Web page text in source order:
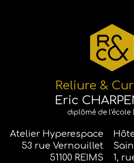
Reliure &
Eric
diplômé de l'école
Atelier Hyperespace
53 rue Vernouillet
51100 REIMS
1,